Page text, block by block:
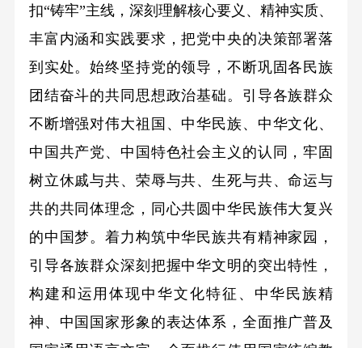
扣“铸牢”主线，深刻理解核心要义、精神实质、
丰富内涵和实践要求，把党中央的决策部署落
到实处。始终坚持党的领导，不断巩固各民族
团结奋斗的共同思想政治基础。引导各族群众
不断增强对伟大祖国、中华民族、中华文化、
中国共产党、中国特色社会主义的认同，牢固
树立休戚与共、荣辱与共、生死与共、命运与
共的共同体理念，同心共圆中华民族伟大复兴
的中国梦。着力构筑中华民族共有精神家园，
引导各族群众深刻把握中华文明的突出特性，
构建和运用体现中华文化特征、中华民族精
神、中国国家形象的表达体系，全面推广普及